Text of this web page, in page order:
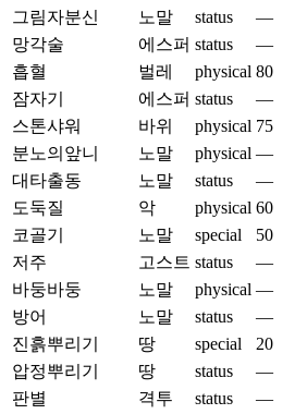
그림자분신
노말 status —
망각술
에스퍼 status —
흡혈
벌레 physical 80
잠자기
에스퍼 status —
스톤샤워
바위 physical 75
분노의앞니
노말 physical —
대타출동
노말 status —
도둑질
악 physical 60
코골기
노말 special 50
저주
고스트 status —
바둥바둥
노말 physical —
방어
노말 status —
진흙뿌리기
땅 special 20
압정뿌리기
땅 status —
판별
격투 status —